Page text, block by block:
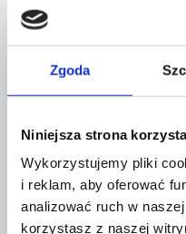
Zgoda
Niniejsza strona
Wykorzystujemy pliki
i reklam, aby oferować
analizować ruch w
korzystasz z naszej
że wewnętrzna
nie potrzebuje.
im sprostają.
OKIEM